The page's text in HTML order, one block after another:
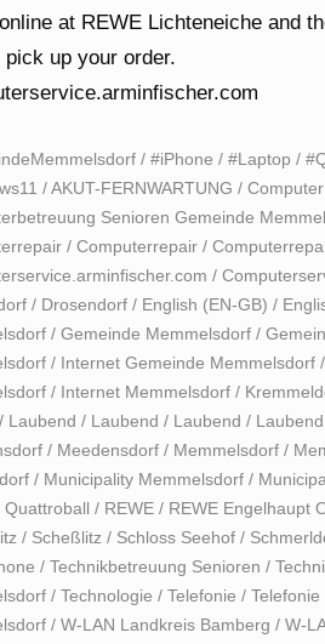
/ #iPhone / #Laptop /
/AKUT-FERNWARTUNG / Computer
Senioren Gemeinde
/ Computerrepair /
/
/ Drosendorf / English (EN-GB) /
/ Gemeinde Memmelsdorf /
/ Internet Gemeinde Memmelsdorf /
/ Internet Memmelsdorf /
/ Laubend / Laubend / Laubend / Laubend
/ Meedensdorf / Memmelsdorf /
/ Municipality Memmelsdorf /
Quattroball / REWE / REWE Engelhaupt
/ Scheßlitz / Schloss Seehof /
/ Technikbetreuung Senioren /
/ Technologie / Telefonie / Telefonie
/ W-LAN Landkreis Bamberg / W-